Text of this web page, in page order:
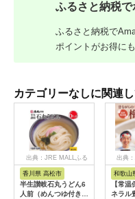
ふるさと納税で
ふるさと納税で
ポイントがお得に
カテゴリーなしに関連
出典：JRE MALLふる
さと納税
香川県 高松市
半生讃岐石丸うどん6
人前（めんつゆ付き）
出典
和歌山
【常
ネラル